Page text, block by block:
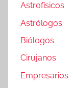
Astrofísicos
Astrólogos
Biólogos
Cirujanos
Empresarios